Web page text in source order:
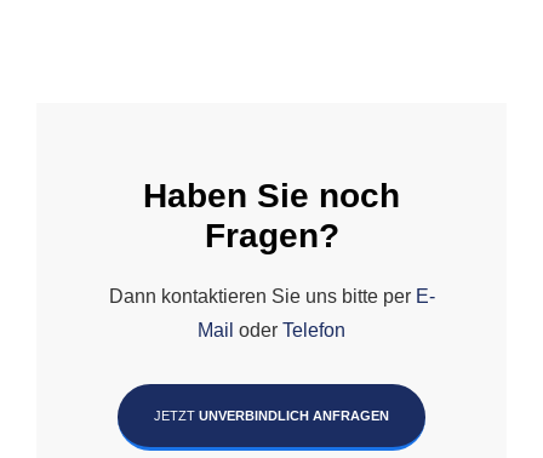
Haben Sie noch
Fragen?
Dann kontaktieren Sie uns bitte per E-
Mail oder Telefon
JETZT UNVERBINDLICH ANFRAGEN